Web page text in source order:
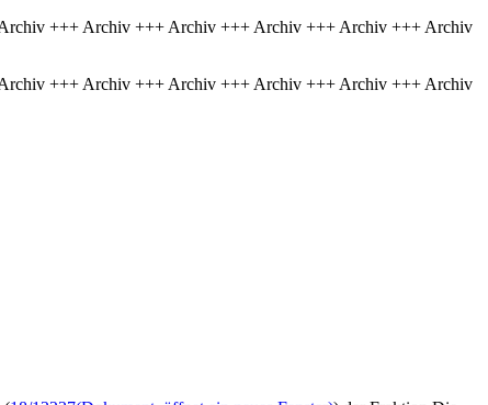
+++ Archiv +++ Archiv +++ Archiv +++ Archiv +++ Archiv
+++ Archiv +++ Archiv +++ Archiv +++ Archiv +++ Archiv